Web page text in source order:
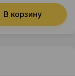
В корзину